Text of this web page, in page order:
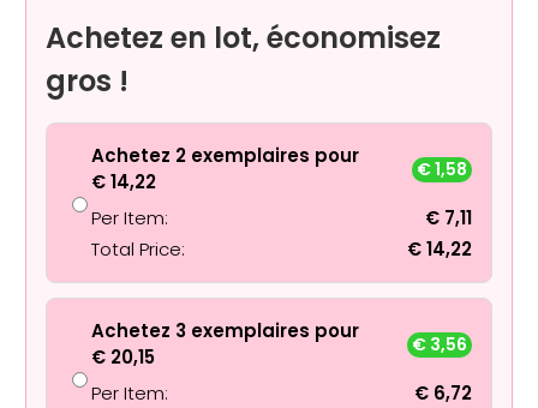
Achetez en lot, économisez
gros !
Achetez 2 exemplaires pour
€14,22
€1,58
Per Item: € 7,11
Total Price:
€14,22
Achetez 3 exemplaires pour
€ 20,15
€ 3,56
Per Item: € 6,72